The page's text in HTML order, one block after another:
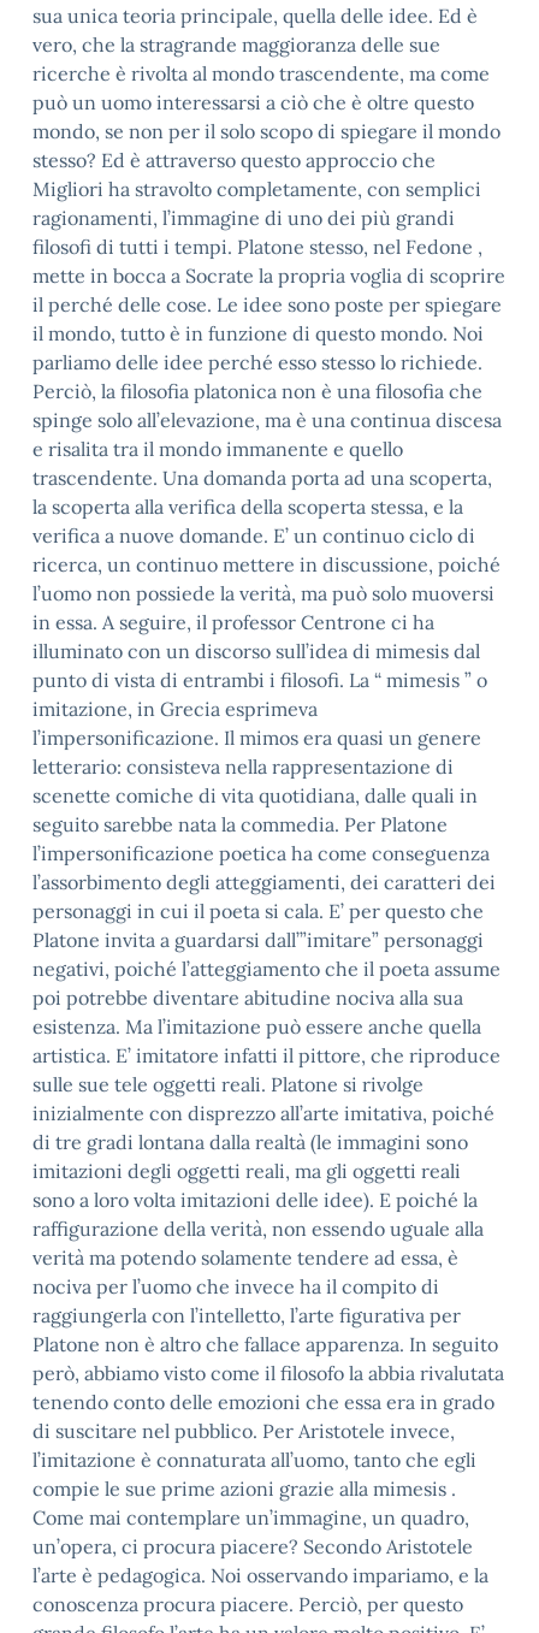
sua unica teoria principale, quella delle idee. Ed è
vero, che la stragrande maggioranza delle sue
ricerche è rivolta al mondo trascendente, ma come
può un uomo interessarsi a ciò che è oltre questo
mondo, se non per il solo scopo di spiegare il mondo
stesso? Ed è attraverso questo approccio che
Migliori ha stravolto completamente, con semplici
ragionamenti, l’immagine di uno dei più grandi
filosofi di tutti i tempi. Platone stesso, nel Fedone ,
mette in bocca a Socrate la propria voglia di scoprire
il perché delle cose. Le idee sono poste per spiegare
il mondo, tutto è in funzione di questo mondo. Noi
parliamo delle idee perché esso stesso lo richiede.
Perciò, la filosofia platonica non è una filosofia che
spinge solo all’elevazione, ma è una continua discesa
e risalita tra il mondo immanente e quello
trascendente. Una domanda porta ad una scoperta,
la scoperta alla verifica della scoperta stessa, e la
verifica a nuove domande. E’ un continuo ciclo di
ricerca, un continuo mettere in discussione, poiché
l’uomo non possiede la verità, ma può solo muoversi
in essa. A seguire, il professor Centrone ci ha
illuminato con un discorso sull’idea di mimesis dal
punto di vista di entrambi i filosofi. La “ mimesis ” o
imitazione, in Grecia esprimeva
l’impersonificazione. Il mimos era quasi un genere
letterario: consisteva nella rappresentazione di
scenette comiche di vita quotidiana, dalle quali in
seguito sarebbe nata la commedia. Per Platone
l’impersonificazione poetica ha come conseguenza
l’assorbimento degli atteggiamenti, dei caratteri dei
personaggi in cui il poeta si cala. E’ per questo che
Platone invita a guardarsi dall’”imitare” personaggi
negativi, poiché l’atteggiamento che il poeta assume
poi potrebbe diventare abitudine nociva alla sua
esistenza. Ma l’imitazione può essere anche quella
artistica. E’ imitatore infatti il pittore, che riproduce
sulle sue tele oggetti reali. Platone si rivolge
inizialmente con disprezzo all’arte imitativa, poiché
di tre gradi lontana dalla realtà (le immagini sono
imitazioni degli oggetti reali, ma gli oggetti reali
sono a loro volta imitazioni delle idee). E poiché la
raffigurazione della verità, non essendo uguale alla
verità ma potendo solamente tendere ad essa, è
nociva per l’uomo che invece ha il compito di
raggiungerla con l’intelletto, l’arte figurativa per
Platone non è altro che fallace apparenza. In seguito
però, abbiamo visto come il filosofo la abbia rivalutata
tenendo conto delle emozioni che essa era in grado
di suscitare nel pubblico. Per Aristotele invece,
l’imitazione è connaturata all’uomo, tanto che egli
compie le sue prime azioni grazie alla mimesis .
Come mai contemplare un’immagine, un quadro,
un’opera, ci procura piacere? Secondo Aristotele
l’arte è pedagogica. Noi osservando impariamo, e la
conoscenza procura piacere. Perciò, per questo